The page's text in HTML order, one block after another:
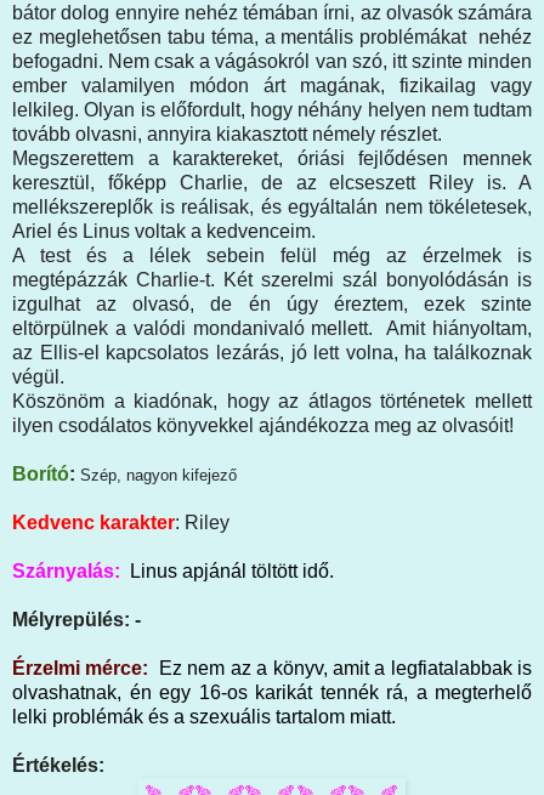
bátor dolog ennyire nehéz témában írni, az olvasók számára
ez meglehetősen tabu téma, a mentális problémákat nehéz
befogadni. Nem csak a vágásokról van szó, itt szinte minden
ember valamilyen módon árt magának, fizikailag vagy
lelkileg. Olyan is előfordult, hogy néhány helyen nem tudtam
tovább olvasni, annyira kiakasztott némely részlet.
Megszerettem a karaktereket, óriási fejlődésen mennek
keresztül, főképp Charlie, de az elcseszett Riley is. A
mellékszereplők is reálisak, és egyáltalán nem tökéletesek,
Ariel és Linus voltak a kedvenceim.
A test és a lélek sebein felül még az érzelmek is
megtépázzák Charlie-t. Két szerelmi szál bonyolódásán is
izgulhat az olvasó, de én úgy éreztem, ezek szinte
eltörpülnek a valódi mondanivaló mellett. Amit hiányoltam,
az Ellis-el kapcsolatos lezárás, jó lett volna, ha találkoznak
végül.
Köszönöm a kiadónak, hogy az átlagos történetek mellett
ilyen csodálatos könyvekkel ajándékozza meg az olvasóit!
Borító: Szép, nagyon kifejező
Kedvenc karakter: Riley
Szárnyalás: Linus apjánál töltött idő.
Mélyrepülés: -
Érzelmi mérce:
Ez nem az a könyv, amit a legfiatalabbak is
olvashatnak, én egy 16-os karikát tennék rá, a megterhelő
lelki problémák és a szexuális tartalom miatt.
Értékelés: